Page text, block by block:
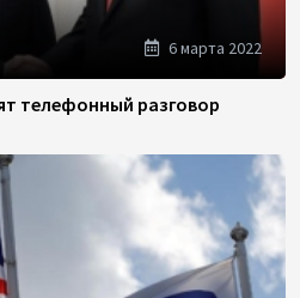
6 марта 2022
телефонный разговор